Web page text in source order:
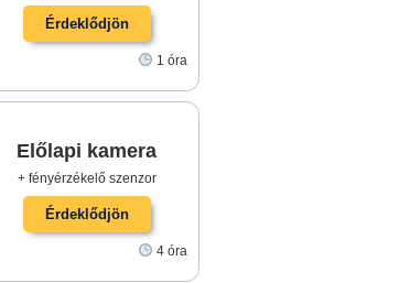
Érdeklődjön
1 óra
Előlapi kamera
+ fényérzékelő szenzor
Érdeklődjön
4 óra